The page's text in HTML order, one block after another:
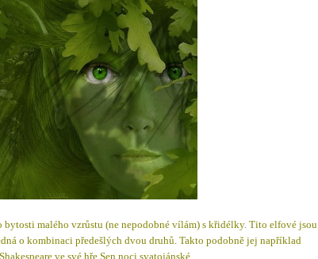
malého vzrůstu (ne nepodobné vílám) s křidélky. Tito elfové jsou
o kombinaci předešlých dvou druhů. Takto podobně jej například
ve své hře Sen noci svatojánské.